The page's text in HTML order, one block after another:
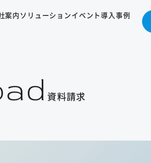
案内ソリューションイベント導入事例
資料請求